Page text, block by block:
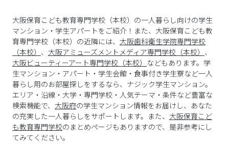
大阪保育こども教育専門学校（本校）の一人暮らし向けの学生
マンション・学生アパートをご紹介！また、大阪保育こども教
育専門学校（本校）の近隣には、 大阪歯科衛生学院専門学校
（本校） 、 大阪アミューズメントメディア専門学校（本校） 、
大阪ビューティーアート専門学校（本校） などもあります。学
生マンション・アパート・学生会館・食事付き学生寮など一人
暮らし用のお部屋探しをするなら、ナジック学生マンション。
エリア・沿線・大学・専門学校・人気テーマ・条件など豊富な
検索機能で、 大阪府の学生マンション情報をお届けし、あなた
の充実した一人暮らしをサポートします。また、 大阪保育こど
も教育専門学校のまとめページもありますので、是非参考にし
てみてください。